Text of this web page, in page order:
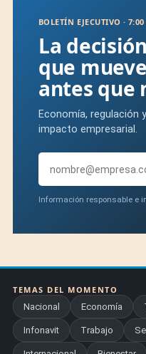
BOLETÍN EJECUTIVO ·
La
que
antes que
Economía,
impacto empresarial.
Información responsable e
TEMAS DEL MOMENTO
Nacional
Economía
Infonavit Trabajo